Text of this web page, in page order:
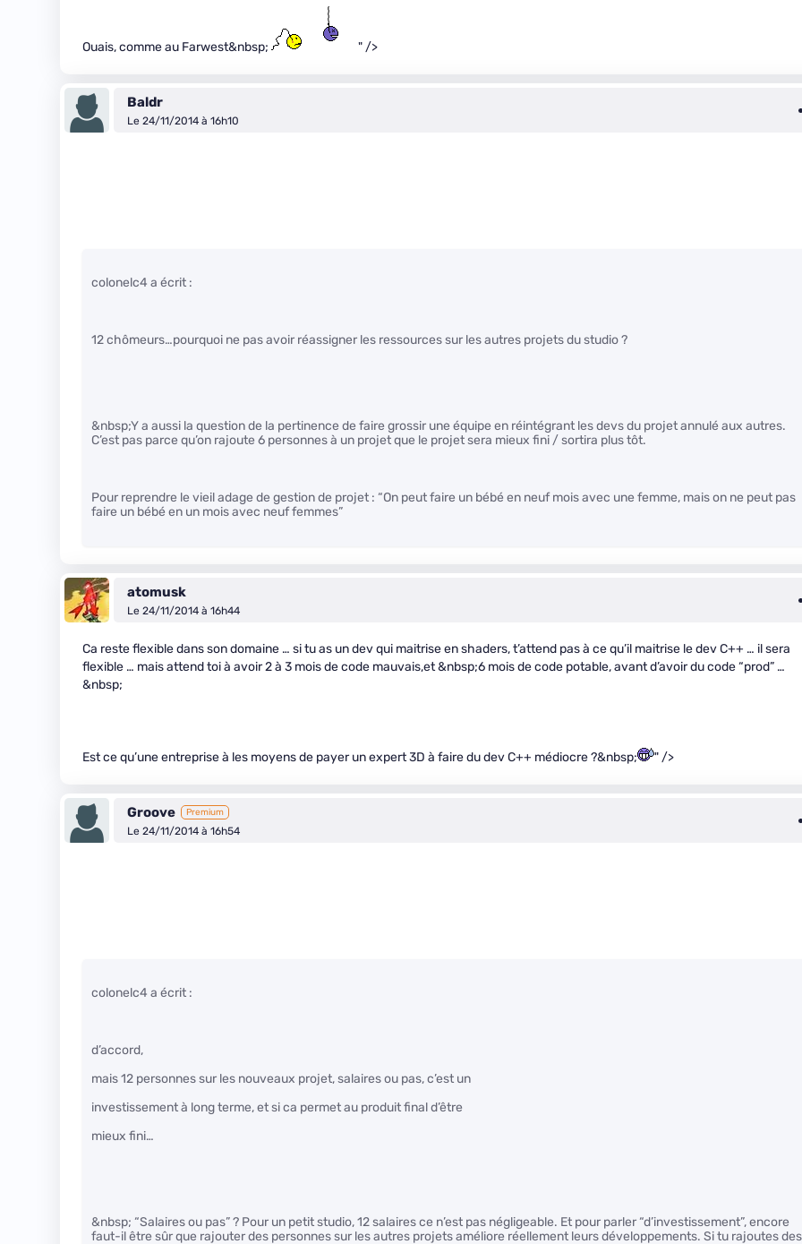
Ouais, comme au Farwest&nbsp; " />
Baldr
Le 24/11/2014 à 16h10
colonelc4 a écrit :
12 chômeurs…pourquoi ne pas avoir réassigner les ressources sur les autres projets du studio ?
&nbsp;Y a aussi la question de la pertinence de faire grossir une équipe en réintégrant les devs du projet annulé aux autres.
C’est pas parce qu’on rajoute 6 personnes à un projet que le projet sera mieux fini / sortira plus tôt.
Pour reprendre le vieil adage de gestion de projet : “On peut faire un bébé en neuf mois avec une femme, mais on ne peut pas
faire un bébé en un mois avec neuf femmes”
atomusk
Le 24/11/2014 à 16h44
Ca reste flexible dans son domaine … si tu as un dev qui maitrise en shaders, t’attend pas à ce qu’il maitrise le dev C++ … il sera
flexible … mais attend toi à avoir 2 à 3 mois de code mauvais,et &nbsp;6 mois de code potable, avant d’avoir du code “prod” …
&nbsp;
Est ce qu’une entreprise à les moyens de payer un expert 3D à faire du dev C++ médiocre ?&nbsp; " />
Groove Premium
Le 24/11/2014 à 16h54
colonelc4 a écrit :
d’accord,
mais 12 personnes sur les nouveaux projet, salaires ou pas, c’est un
investissement à long terme, et si ca permet au produit final d’être
mieux fini…
&nbsp; “Salaires ou pas” ? Pour un petit studio, 12 salaires ce n’est pas négligeable. Et pour parler “d’investissement”, encore
faut-il être sûr que rajouter des personnes sur les autres projets améliore réellement leurs développements. Si tu rajoutes des